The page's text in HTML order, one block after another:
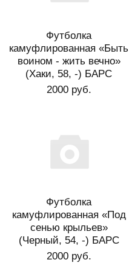
Футболка
камуфлированная «Быть
воином - жить вечно»
(Хаки, 58, -) БАРС
2000 руб.
Футболка
камуфлированная «Под
сенью крыльев»
(Черный, 54, -) БАРС
2000 руб.